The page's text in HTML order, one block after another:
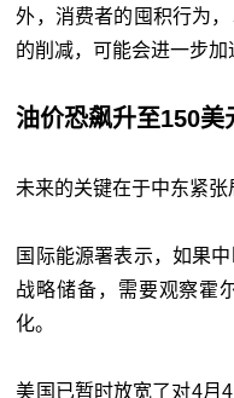
外，消费者的囤积行为
的削减，可能会进一步加
油价恐飙升至150美
未来的关键在于中东紧张
国际能源署表示，如果
战略储备，需要观察霍
化。
美国已暂时放宽了对4月